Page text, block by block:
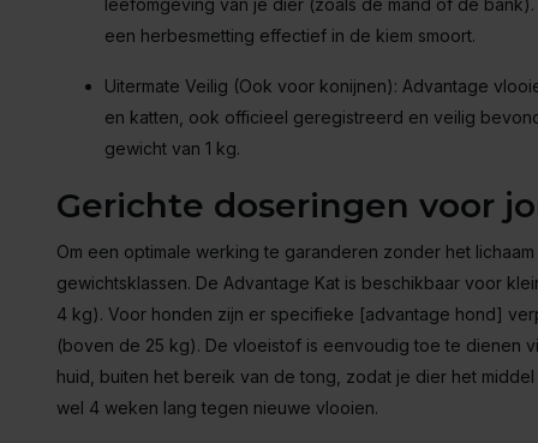
leefomgeving van je dier (zoals de mand of de
een herbesmetting effectief in de kiem smoort.
Uitermate Veilig (Ook voor konijnen): Advantage
en katten, ook officieel geregistreerd en veilig
gewicht van 1 kg.
Gerichte doseringen voor
Om een optimale werking te garanderen zonder het
gewichtsklassen. De Advantage Kat is beschikbaar voor
4 kg). Voor honden zijn er specifieke [advantage hond]
(boven de 25 kg). De vloeistof is eenvoudig toe te dienen
huid, buiten het bereik van de tong, zodat je dier het
wel 4 weken lang tegen nieuwe vlooien.